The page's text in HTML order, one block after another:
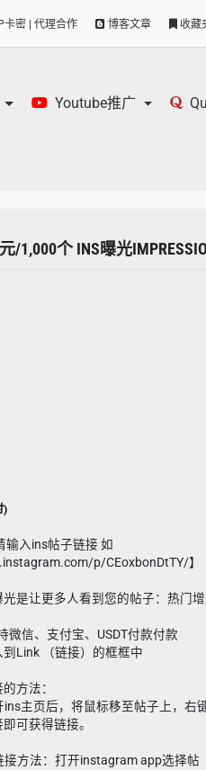
卡密 | 代理合作 博客文章 收藏
Youtube推广
/1,000个 INS曝光
)
输入ins帖子链接 如
p/CEoxbonDtTY/】
光是让更多人看到您的帖子：热门
微信、支付宝、USDT付款付款
Link （链接）的框框中
方法：
ins主页后，将鼠标移至帖子上，右
可获得链接。
接方法：打开instagram app选择帖